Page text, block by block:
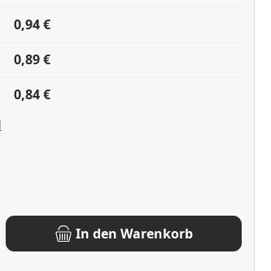
0,94 €
0,89 €
0,84 €
5 von 5 Sternen
Wert ein oder benutze die Schaltflächen
In den Warenkorb